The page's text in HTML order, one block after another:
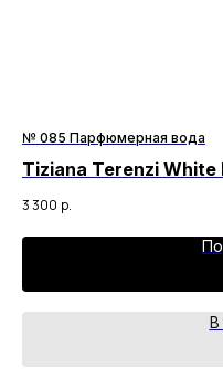
№ 085 Парфюмерная вода
Tiziana Terenzi White
3 300 р.
В